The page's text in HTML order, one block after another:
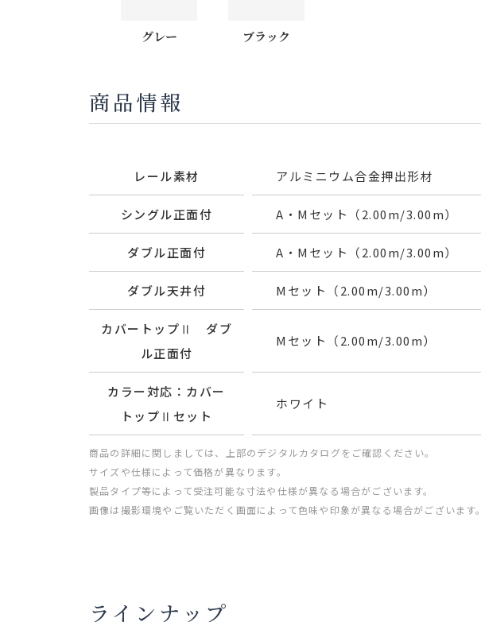
グレー ブラック
商品情報
レール素材 アルミニウム合金押出形材
シングル正面付 A・Mセット（2.00m/3.00m）
ダブル正面付 A・Mセット（2.00m/3.00m）
ダブル天井付 Mセット（2.00m/3.00m）
カバートップⅡ ダブ
ル正面付
Mセット（2.00m/3.00m）
カラー対応：カバー
トップⅡセット
ホワイト
商品の詳細に関しましては、上部のデジタルカタログをご確認ください。
サイズや仕様によって価格が異なります。
製品タイプ等によって受注可能な寸法や仕様が異なる場合がございます。
画像は撮影環境やご覧いただく画面によって色味や印象が異なる場合がございます。
ラインナップ